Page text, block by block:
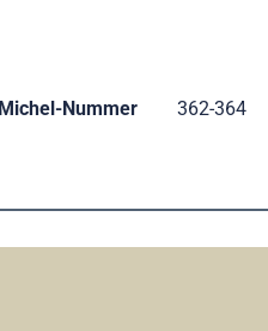
Michel-Nummer
362-364